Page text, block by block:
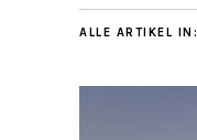
ALLE ARTIKEL IN: